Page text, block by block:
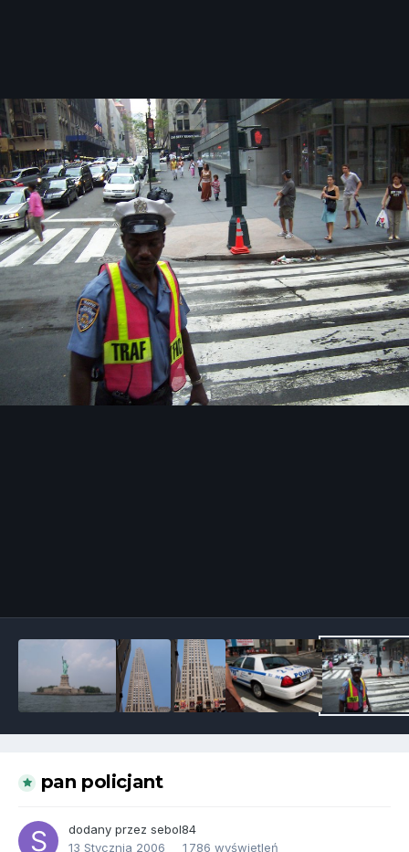
pan policjant
dodany przez sebol84
13 Stycznia 2006
1 786 wyświetleń